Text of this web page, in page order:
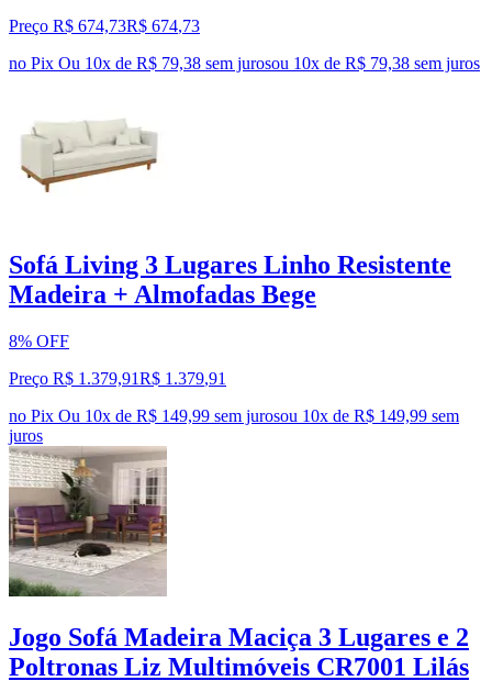
Preço R$ 674,73R$ 674,73
no Pix Ou 10x de R$ 79,38 sem jurosou 10x de R$ 79,38 sem juros
Sofá Living 3 Lugares Linho Resistente
Madeira + Almofadas Bege
8% OFF
Preço R$ 1.379,91R$ 1.379,91
no Pix Ou 10x de R$ 149,99 sem jurosou 10x de R$ 149,99 sem
juros
Jogo Sofá Madeira Maciça 3 Lugares e 2
Poltronas Liz Multimóveis CR7001 Lilás